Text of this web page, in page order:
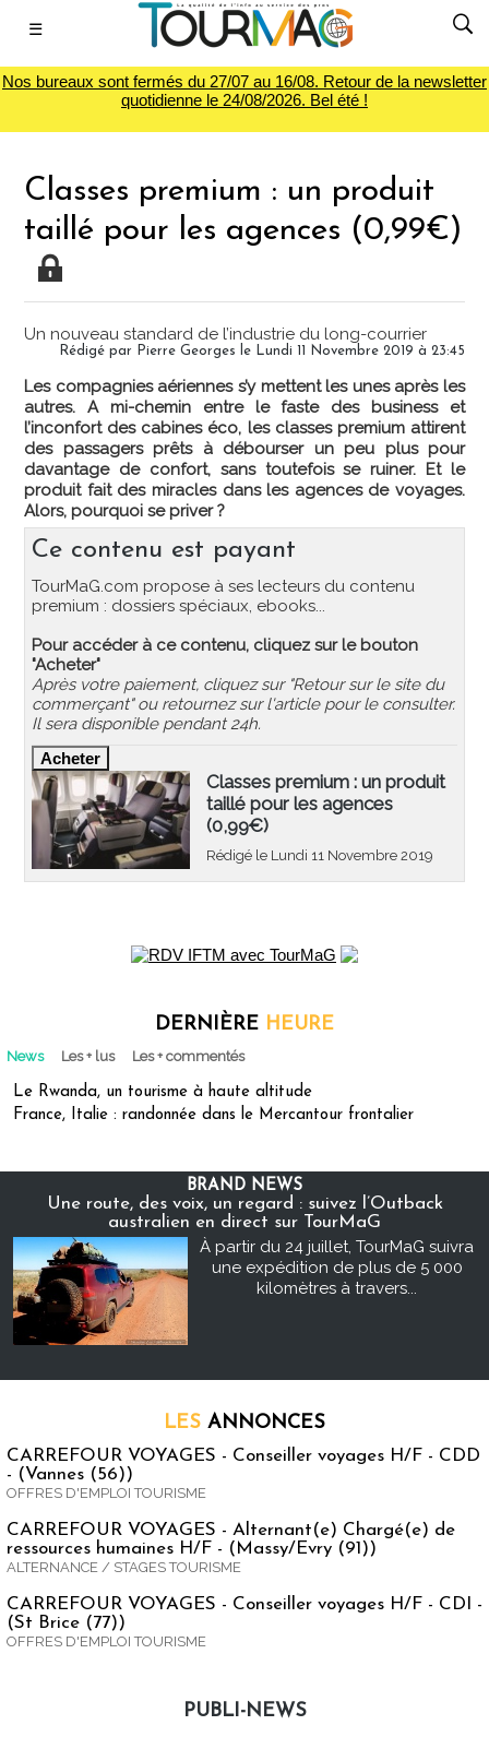
☰
Nos bureaux sont fermés du 27/07 au 16/08. Retour de la newsletter
quotidienne le 24/08/2026. Bel été !
Classes premium : un produit
taillé pour les agences (0,99€)
Un nouveau standard de l’industrie du long-courrier
Rédigé par Pierre Georges le Lundi 11 Novembre 2019 à 23:45
Les compagnies aériennes s’y mettent les unes après les
autres. A mi-chemin entre le faste des business et
l’inconfort des cabines éco, les classes premium attirent
des passagers prêts à débourser un peu plus pour
davantage de confort, sans toutefois se ruiner. Et le
produit fait des miracles dans les agences de voyages.
Alors, pourquoi se priver ?
Ce contenu est payant
TourMaG.com propose à ses lecteurs du contenu
premium : dossiers spéciaux, ebooks...
Pour accéder à ce contenu, cliquez sur le bouton
"Acheter"
Après votre paiement, cliquez sur "Retour sur le site du
commerçant" ou retournez sur l'article pour le consulter.
Il sera disponible pendant 24h.
Classes premium : un produit
taillé pour les agences
(0,99€)
Rédigé le Lundi 11 Novembre 2019
DERNIÈRE HEURE
News Les + lus Les + commentés
Le Rwanda, un tourisme à haute altitude
France, Italie : randonnée dans le Mercantour frontalier
BRAND NEWS
Une route, des voix, un regard : suivez l’Outback
australien en direct sur TourMaG
À partir du 24 juillet, TourMaG suivra
une expédition de plus de 5 000
kilomètres à travers...
LES ANNONCES
CARREFOUR VOYAGES - Conseiller voyages H/F - CDD
- (Vannes (56))
OFFRES D'EMPLOI TOURISME
CARREFOUR VOYAGES - Alternant(e) Chargé(e) de
ressources humaines H/F - (Massy/Evry (91))
ALTERNANCE / STAGES TOURISME
CARREFOUR VOYAGES - Conseiller voyages H/F - CDI -
(St Brice (77))
OFFRES D'EMPLOI TOURISME
PUBLI-NEWS